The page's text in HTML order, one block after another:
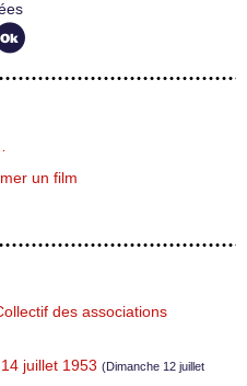
un film
des associations
juillet 1953 (Dimanche 12 juillet